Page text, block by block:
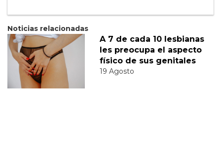
Noticias relacionadas
A 7 de cada 10 lesbianas
les preocupa el aspecto
físico de sus genitales
19 Agosto